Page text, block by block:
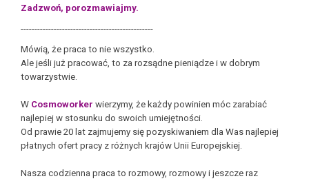
Zadzwoń, porozmawiajmy.
------------------------------------------------
Mówią, że praca to nie wszystko.
Ale jeśli już pracować, to za rozsądne pieniądze i w dobrym
towarzystwie.
W Cosmoworker wierzymy, że każdy powinien móc zarabiać
najlepiej w stosunku do swoich umiejętności.
Od prawie 20 lat zajmujemy się pozyskiwaniem dla Was najlepiej
płatnych ofert pracy z różnych krajów Unii Europejskiej.
Nasza codzienna praca to rozmowy, rozmowy i jeszcze raz